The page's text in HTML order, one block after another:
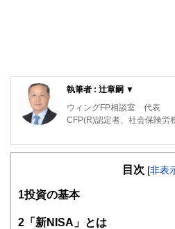
執筆者 : 辻章嗣 ▼
ウィングFP相談室 代表
CFP(R)認定者、社会保険労
元航空自衛隊の戦闘機パイ
ライフプラン・セミナー、
ィングFP相談室」を開業し
のホームドクター(R)」をモ
目次 [非表
1投資の基本
2 「新NISA」とは